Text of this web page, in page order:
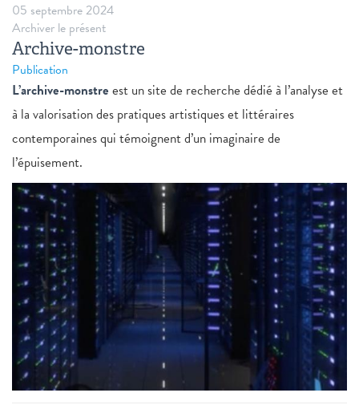
05 septembre 2024
Archiver le présent
Archive-monstre
Publication
L’archive-monstre est un site de recherche dédié à l’analyse et
à la valorisation des pratiques artistiques et littéraires
contemporaines qui témoignent d’un imaginaire de
l’épuisement.